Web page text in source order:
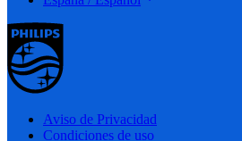
Aviso de Privacidad
Condiciones de uso